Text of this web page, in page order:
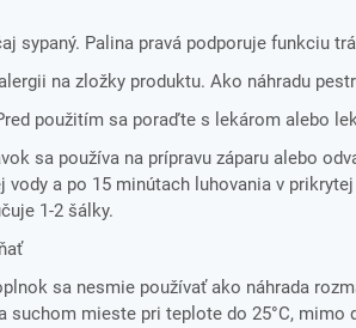
sypaný. Palina pravá podporuje funkciu
na zložky produktu. Ako náhradu
použitím sa poraďte s lekárom alebo
sa používa na prípravu záparu alebo
a po 15 minútach luhovania v
1-2 šálky.
sa nesmie používať ako náhrada
suchom mieste pri teplote do 25°C,